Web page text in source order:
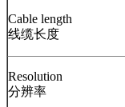
Cable length
线缆长度
Resolution
分辨率